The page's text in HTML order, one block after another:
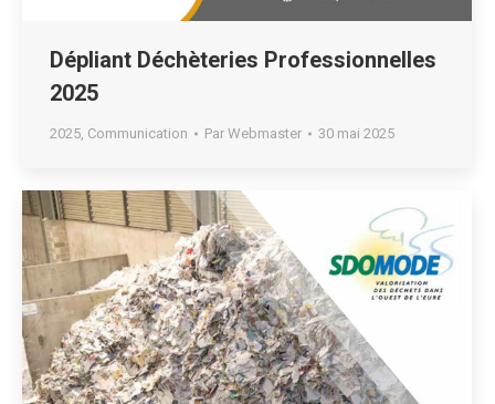
Dépliant Déchèteries Professionnelles
2025
2025, Communication Par Webmaster 30 mai 2025